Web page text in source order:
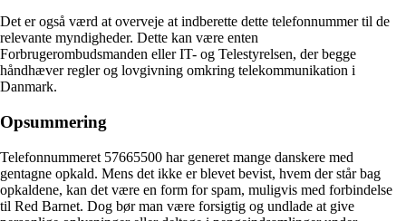
Det er også værd at overveje at indberette dette telefonnummer til de
relevante myndigheder. Dette kan være enten
Forbrugerombudsmanden eller IT- og Telestyrelsen, der begge
håndhæver regler og lovgivning omkring telekommunikation i
Danmark.
Opsummering
Telefonnummeret 57665500 har generet mange danskere med
gentagne opkald. Mens det ikke er blevet bevist, hvem der står bag
opkaldene, kan det være en form for spam, muligvis med forbindelse
til Red Barnet. Dog bør man være forsigtig og undlade at give